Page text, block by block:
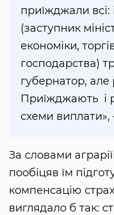
приїжджали всі:
(заступник
економіки,
господарства)
губернатор, але
Приїжджають і
схеми
За словами
пообіцяв їм
компенсацію
виглядало б так: